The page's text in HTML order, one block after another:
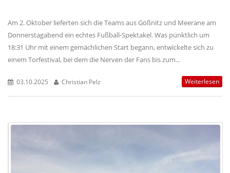
Am 2. Oktober lieferten sich die Teams aus Gößnitz und Meerane am
Donnerstagabend ein echtes Fußball-Spektakel. Was pünktlich um
18:31 Uhr mit einem gemächlichen Start begann, entwickelte sich zu
einem Torfestival, bei dem die Nerven der Fans bis zum...
03.10.2025 Christian Pelz Weiterlesen